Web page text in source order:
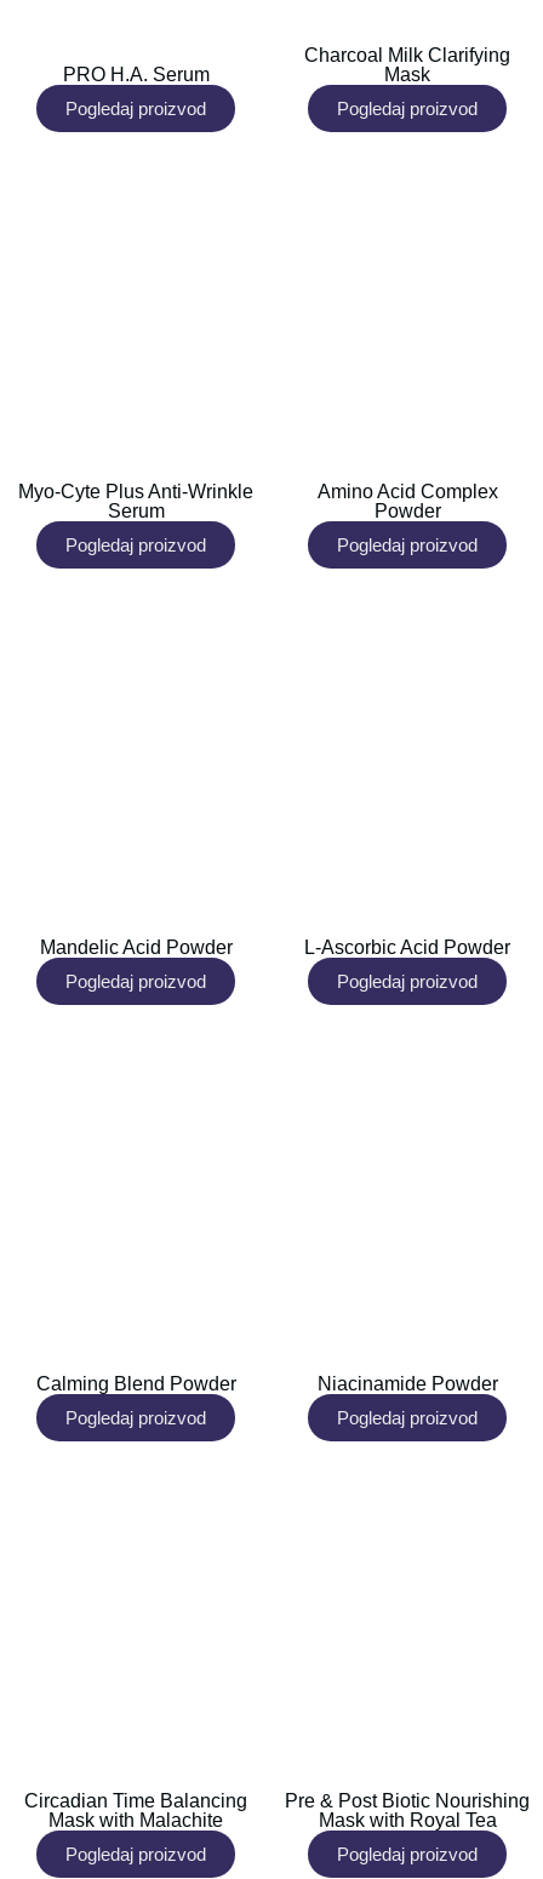
PRO H.A. Serum
Pogledaj proizvod
Charcoal Milk Clarifying
Mask
Pogledaj proizvod
Myo-Cyte Plus Anti-Wrinkle
Serum
Pogledaj proizvod
Amino Acid Complex
Powder
Pogledaj proizvod
Mandelic Acid Powder
Pogledaj proizvod
L-Ascorbic Acid Powder
Pogledaj proizvod
Calming Blend Powder
Pogledaj proizvod
Niacinamide Powder
Pogledaj proizvod
Circadian Time Balancing
Mask with Malachite
Pogledaj proizvod
Pre & Post Biotic Nourishing
Mask with Royal Tea
Pogledaj proizvod